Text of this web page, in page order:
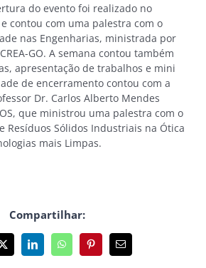
do evento foi realizado no
contou com uma palestra com o
nas Engenharias, ministrada por
GO. A semana contou também
apresentação de trabalhos e mini
de encerramento contou com a
Dr. Carlos Alberto Mendes
que ministrou uma palestra com o
Resíduos Sólidos Industriais na Ótica
mais Limpas.
Compartilhar:
X LinkedInWhatsAppPinterest
E-
mail